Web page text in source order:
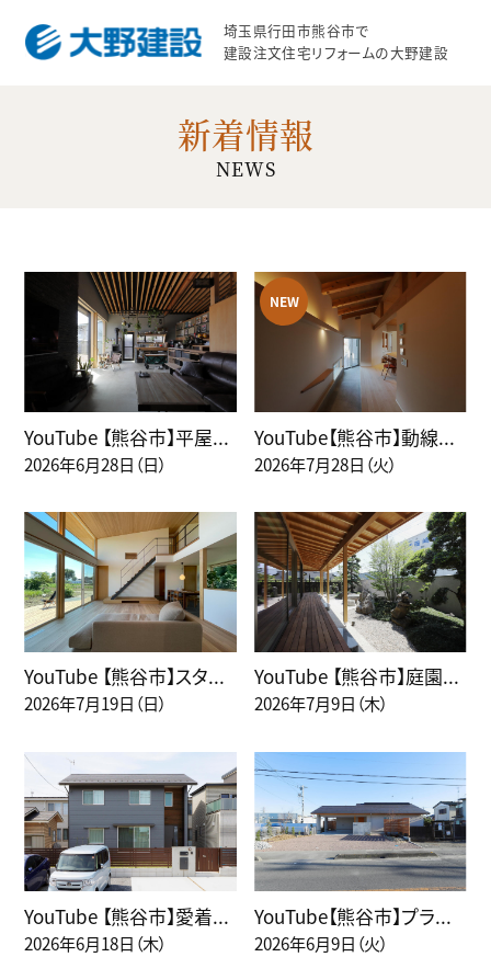
埼玉県行田市熊谷市で
建設注文住宅リフォームの大野建設
新着情報
NEWS
YouTube 【熊谷市】平屋...
2026年6月28日（日）
YouTube【熊谷市】動線...
2026年7月28日（火）
YouTube 【熊谷市】スタ...
2026年7月19日（日）
YouTube 【熊谷市】庭園...
2026年7月9日（木）
YouTube 【熊谷市】愛着...
2026年6月18日（木）
YouTube【熊谷市】プラ...
2026年6月9日（火）